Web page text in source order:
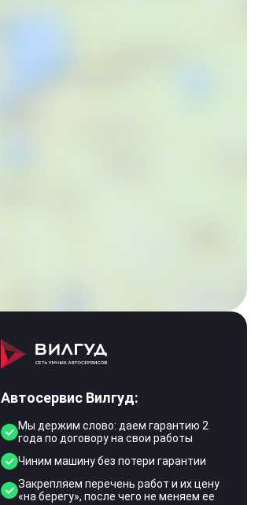
Автосервис Вилгуд:
Мы держим слово: даем гарантию 2
года по договору на свои работы
Чиним машину без потери гарантии
Закрепляем перечень работ и их цену
«на берегу», после чего не меняем ее